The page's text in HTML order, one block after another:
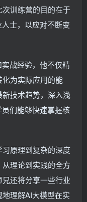
训练营的目的在于
士，以应对不断变
战经验，他不仅精
为实际应用的能
技术趋势，深入浅
们能够快速掌握核
原理到复杂的深度
理论到实践的全方
还将分享一些行业
理解AI大模型在实